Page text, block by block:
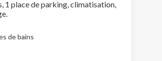
1 place de parking, climatisation,
de bains